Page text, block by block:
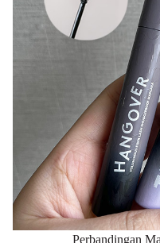
Perbandingan